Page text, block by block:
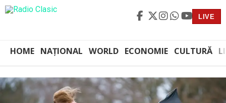
LIVE
HOME NAȚIONAL WORLD ECONOMIE CULTURĂ